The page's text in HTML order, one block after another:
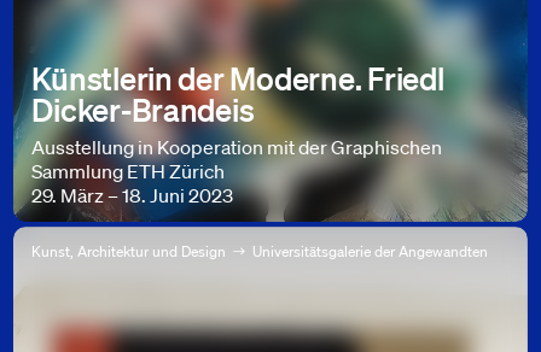
Künstlerin der Moderne. Friedl
Dicker-Brandeis
Ausstellung in Kooperation mit der Graphischen
Sammlung ETH Zürich
29. März – 18. Juni 2023
Kunst, Architektur und Design Universitätsgalerie der Angewandten